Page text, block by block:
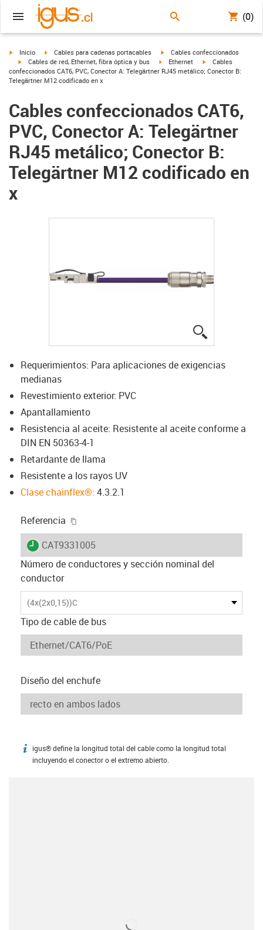
(0)
igus-icon-arrow-right
Inicio igus-icon-arrow-right
Cables para cadenas portacables igus-icon-arrow-right
Cables confeccionados
igus-icon-arrow-right
Cables de red, Ethernet, fibra óptica y bus igus-icon-arrow-right
Ethernet igus-icon-arrow-
Cables
confeccionados CAT6, PVC, Conector A: Telegärtner RJ45 metálico; Conector B:
Telegärtner M12 codificado en x
Cables confeccionados CAT6,
PVC, Conector A: Telegärtner
RJ45 metálico; Conector B:
Telegärtner M12 codificado en
x
Requerimientos: Para aplicaciones de exigencias
medianas
Revestimiento exterior: PVC
Apantallamiento
Resistencia al aceite: Resistente al aceite conforme a
DIN EN 50363-4-1
Retardante de llama
Resistente a los rayos UV
Clase chainflex®: 4.3.2.1
Referencia
igus-icon-lieferzeit
CAT9331005
Número de conductores y sección nominal del
conductor
(4x(2x0,15))C
Tipo de cable de bus
Diseño del enchufe
igus-icon-info
igus® define la longitud total del cable como la longitud total
incluyendo el conector o el extremo abierto.